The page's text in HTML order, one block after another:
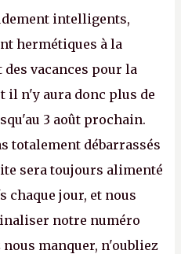
intelligents,
hermétiques à la
vacances pour la
il n'y aura donc plus de
3 août prochain.
totalement débarrassés
sera toujours alimenté
chaque jour, et nous
notre numéro
manquer, n'oubliez